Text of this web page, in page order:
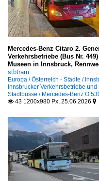
Mercedes-Benz Citaro 2.
Verkehrsbetriebe (Bus Nr.
Museen in Innsbruck,
stbtram
Europa / Österreich - Städte /
Innsbrucker Verkehrsbetriebe
Stadtbusse / Mercedes-Benz O
 43 1200x980 Px, 25.06.2026 